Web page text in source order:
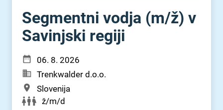
Segmentni vodja (m⁠/⁠ž) v
Savinjski regiji
06. 8. 2026
Trenkwalder d.o.o.
Slovenija
ž/m/d